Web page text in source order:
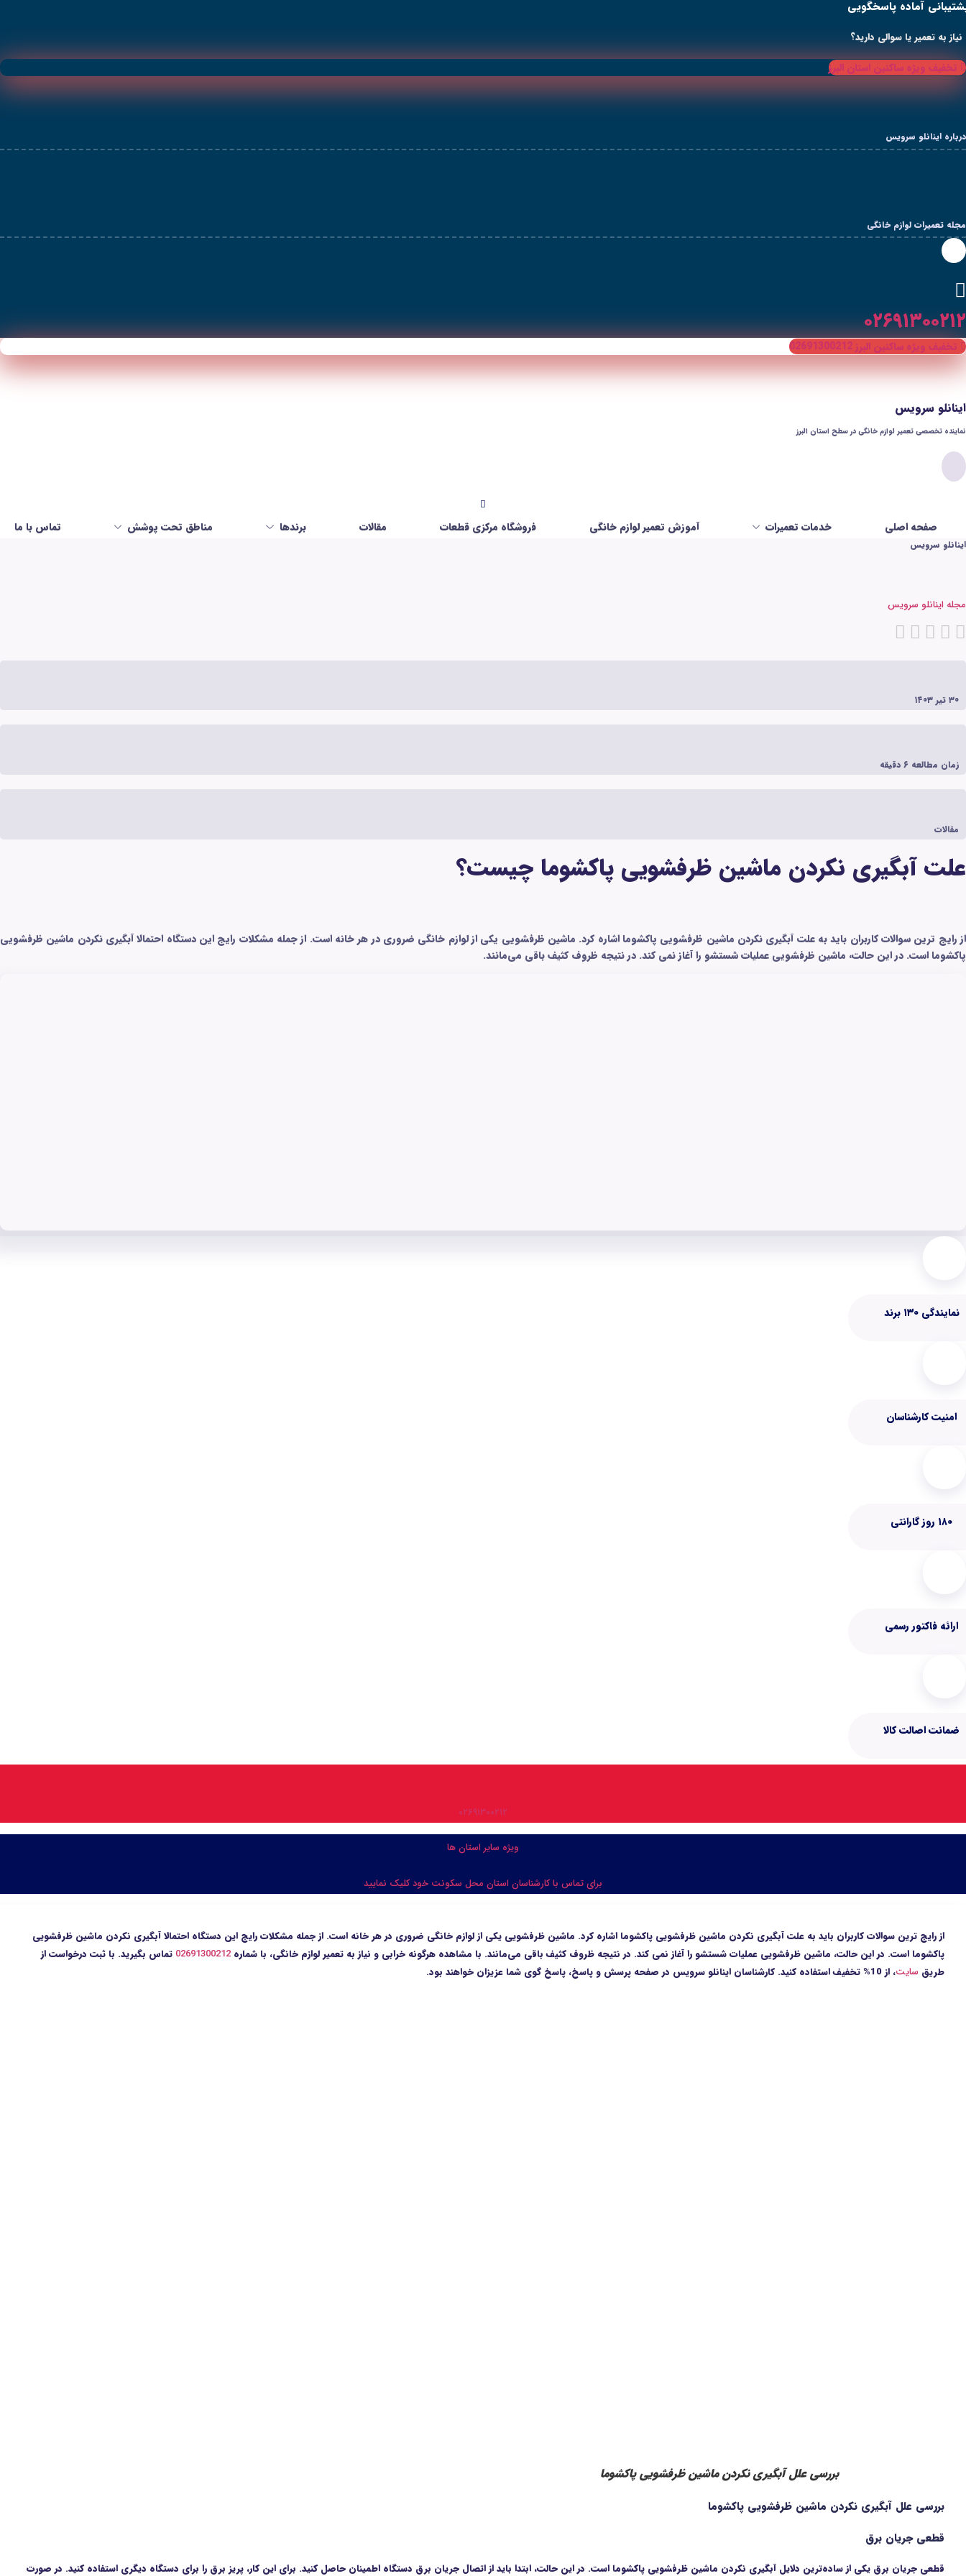
پرش
محتوا
آماده پاسخگویی
نیاز به تعمیر یا سوالی دارید؟
تخفیف ویژه ساکنین استان البرز
درباره اینانلو سرویس
مجله تعمیرات لوازم خانگی
۰۲۶۹۱۳۰۰۲۱۲
تخفیف ویژه ساکنین البرز 02691300212
اینانلو سرویس
نماینده تخصصی تعمیر لوازم خانگی در سطح استان البرز​
صفحه اصلی خدمات تعمیرات آموزش تعمیر لوازم خانگی فروشگاه مرکزی قطعات مقالات برندها مناطق تحت پوشش تماس با ما
اینانلو سرویس
مجله اینانلو سرویس
۳۰ تیر ۱۴۰۳
زمان مطالعه ۶ دقیقه
مقالات
علت آبگیری نکردن ماشین ظرفشویی پاکشوما چیست؟
از رایج ترین سوالات کاربران باید به علت آبگیری نکردن ماشین ظرفشویی پاکشوما اشاره کرد. ماشین ظرفشویی یکی از لوازم خانگی ضروری در هر خانه‌ است. از جمله مشکلات رایج این دستگاه احتمالا آبگیری نکردن ماشین ظرفشویی
پاکشوما است. در این حالت، ماشین ظرفشویی عملیات شستشو را آغاز نمی کند. در نتیجه ظروف کثیف باقی می‌مانند.
نمایندگی ۱۳۰ برند
امنیت کارشناسان
۱۸۰ روز گارانتی
ارائه فاکتور رسمی
ضمانت اصالت کالا
۰۲۶۹۱۳۰۰۲۱۲
ویژه سایر استان ها
برای تماس با کارشناسان استان محل سکونت خود کلیک نمایید
از رایج ترین سوالات کاربران باید به علت آبگیری نکردن ماشین ظرفشویی پاکشوما اشاره کرد. ماشین ظرفشویی یکی از لوازم خانگی ضروری در هر خانه‌ است. از جمله مشکلات رایج این دستگاه احتمالا آبگیری نکردن ماشین ظرفشویی
پاکشوما است. در این حالت، ماشین ظرفشویی عملیات شستشو را آغاز نمی کند. در نتیجه ظروف کثیف باقی می‌مانند. با مشاهده هرگونه خرابی و نیاز به تعمیر لوازم خانگی، با شماره 02691300212 تماس بگیرید. با ثبت درخواست از
طریق سایت، از 10% تخفیف استفاده کنید. کارشناسان اینانلو سرویس در صفحه پرسش و پاسخ، پاسخ گوی شما عزیزان خواهند بود.
بررسی علل آبگیری نکردن ماشین ظرفشویی پاکشوما
بررسی علل آبگیری نکردن ماشین ظرفشویی پاکشوما
قطعی جریان برق
قطعی جریان برق یکی از ساده‌ترین دلایل آبگیری نکردن ماشین ظرفشویی پاکشوما است. در این حالت، ابتدا باید از اتصال جریان برق دستگاه اطمینان حاصل کنید. برای این کار، پریز برق را برای دستگاه دیگری استفاده کنید. در صورت